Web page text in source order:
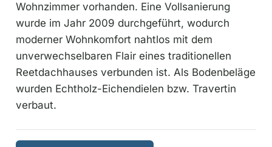
Wohnzimmer vorhanden. Eine Vollsanierung
wurde im Jahr 2009 durchgeführt, wodurch
moderner Wohnkomfort nahtlos mit dem
unverwechselbaren Flair eines traditionellen
Reetdachhauses verbunden ist. Als Bodenbeläge
wurden Echtholz-Eichendielen bzw. Travertin
verbaut.